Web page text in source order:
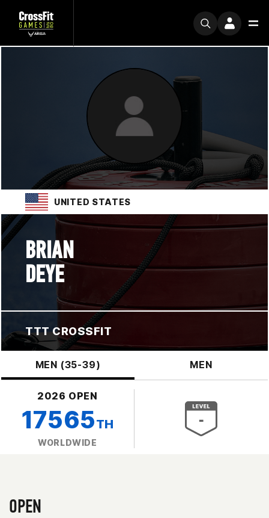
UNITED STATES
BRIAN
DEYE
TTT CROSSFIT
MEN (35-39) MEN
2026 OPEN
17565TH
WORLDWIDE
OPEN